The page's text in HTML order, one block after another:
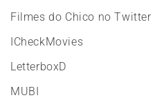
Filmes do Chico no Twitter
ICheckMovies
LetterboxD
MUBI